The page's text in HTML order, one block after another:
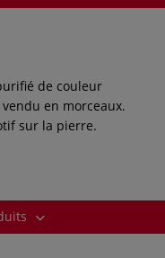
de couleur
en morceaux.
sur la pierre.